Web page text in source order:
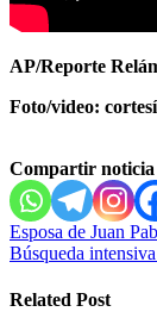
AP/Reporte
Foto/video:
Compartir noticia
Navegación
de
entradas
Esposa de Juan
Búsqueda
Related Post